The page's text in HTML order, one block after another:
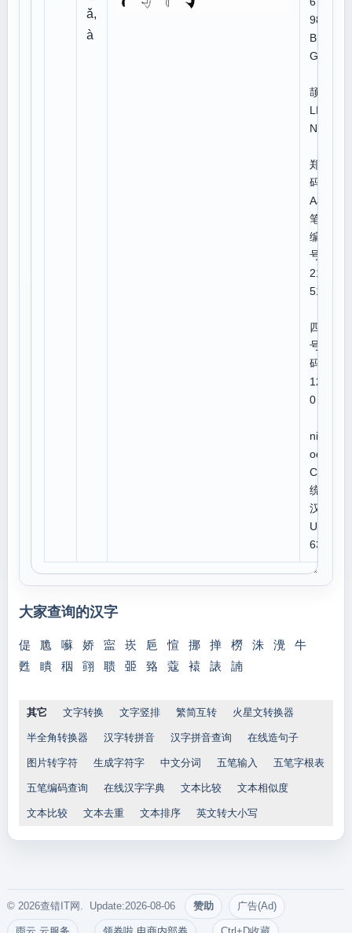
ǎ,
à
98:
BSK
G
颉:N
LM
NR
郑
码:Y
AJ
笔顺
编
号:5
212
512
四角
号
码:7
122
0
niC
ode:
CJK
统一
汉字
U+9
63F
大家查询的汉字
偍 卼 囌 娇 寍 崁 巵 愃 挪 掸 橯 洙 灚
牛
甦
瞶 秵 翧 聩 臦 臵 蔻 褤 諘 諵
其它 文字转换 文字竖排 繁简互转 火星文转换器
半全角转换器 汉字转拼音 汉字拼音查询 在线造句子
图片转字符 生成字符字 中文分词 五笔输入 五笔字根表
五笔编码查询 在线汉字字典 文本比较 文本相似度
文本比较 文本去重 文本排序 英文转大小写
© 2026查错IT网. Update:2026-08-06 赞助 广告(Ad)